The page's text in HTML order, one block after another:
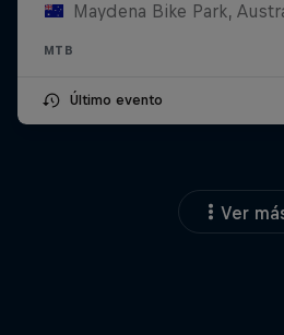
Maydena Bike Park,
MTB
Último evento
Ver